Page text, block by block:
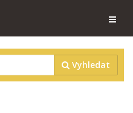
Vyhledat